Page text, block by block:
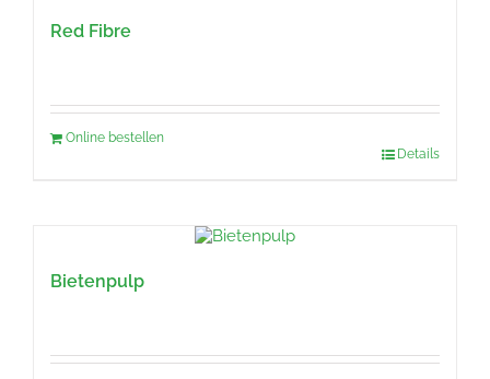
Red Fibre
Online bestellen
Details
Bietenpulp